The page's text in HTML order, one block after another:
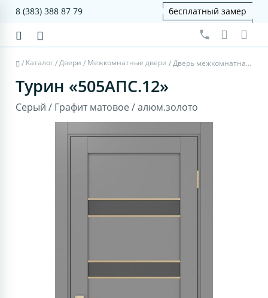
8 (383) 388 87 79 бесплатный замер
/ Каталог/Двери / Межкомнатные двери / Дверь межкомнатная Турин 505AПC.12 - серый, графит матовое, алюм.золото
Турин «505AПC.12»
Серый / Графит матовое / алюм.золото